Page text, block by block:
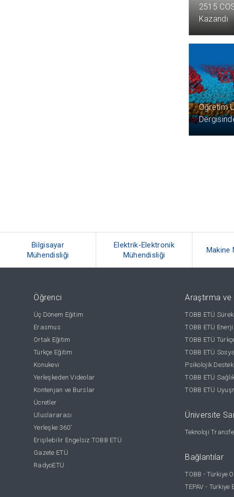
2515
Kazandı
2 YIL ÖNCE
Öğretim
Bilgisayar
Mühendisliği
Elektrik-Elektronik
Mühendisliği
Makine
Öğrenci
Üç Dönem Eğitim
Erasmus
Ortak Eğitim
Türkçe Eğitim
Konukevi
Yerleşkeden Videolar
Kontenjan ve Burslar
Ücretler
Uluslararası
Yerleşke 360°
Erişilebilir Engelsiz TOBB ETÜ
Gazete ETÜ
RadyoETÜ
Araştırma
TOBB ETÜ
TOBB ETÜ
TOBB ETÜ
TOBB ETÜ
Psikolojik
TOBB ETÜ
TOBB ETÜ
Üniversite
Teknoloji
Bağlantılar
TOBB - Türkiye
TEPAV - Türkiye